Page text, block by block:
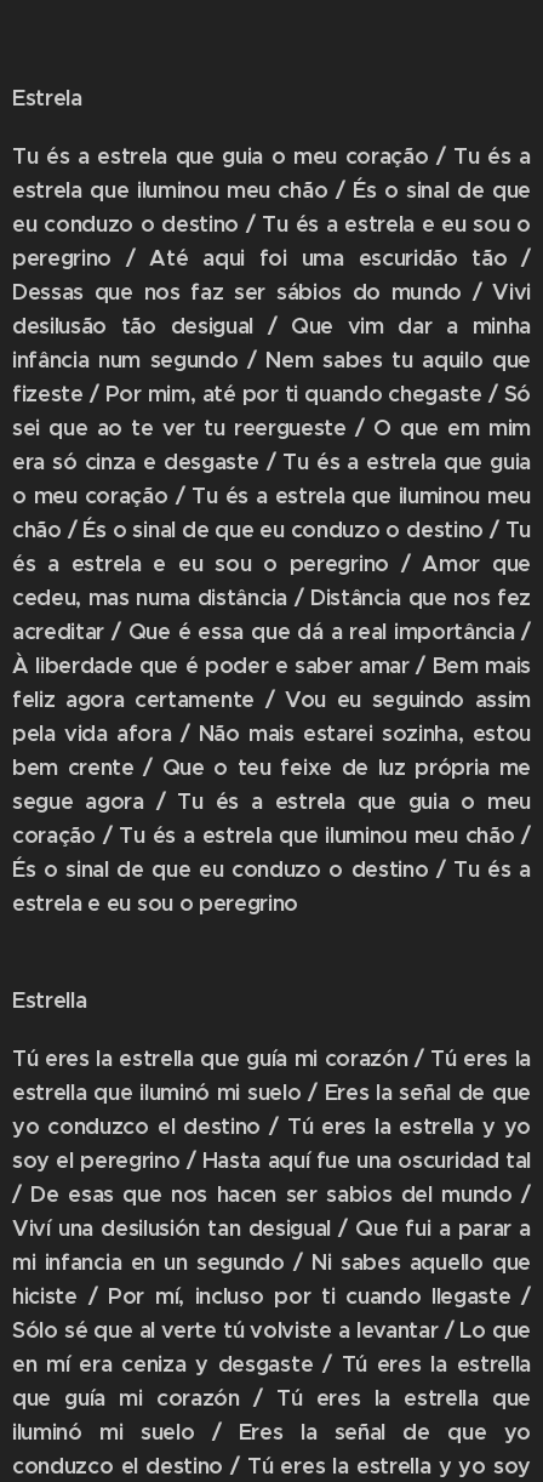
Estrela
Tu és a estrela que guia o meu coração / Tu és a
estrela que iluminou meu chão / És o sinal de que
eu conduzo o destino / Tu és a estrela e eu sou o
peregrino / Até aqui foi uma escuridão tão /
Dessas que nos faz ser sábios do mundo / Vivi
desilusão tão desigual / Que vim dar a minha
infância num segundo / Nem sabes tu aquilo que
fizeste / Por mim, até por ti quando chegaste / Só
sei que ao te ver tu reergueste / O que em mim
era só cinza e desgaste / Tu és a estrela que guia
o meu coração / Tu és a estrela que iluminou meu
chão / És o sinal de que eu conduzo o destino / Tu
és a estrela e eu sou o peregrino / Amor que
cedeu, mas numa distância / Distância que nos fez
acreditar / Que é essa que dá a real importância /
À liberdade que é poder e saber amar / Bem mais
feliz agora certamente / Vou eu seguindo assim
pela vida afora / Não mais estarei sozinha, estou
bem crente / Que o teu feixe de luz própria me
segue agora / Tu és a estrela que guia o meu
coração / Tu és a estrela que iluminou meu chão /
És o sinal de que eu conduzo o destino / Tu és a
estrela e eu sou o peregrino
Estrella
Tú eres la estrella que guía mi corazón / Tú eres la
estrella que iluminó mi suelo / Eres la señal de que
yo conduzco el destino / Tú eres la estrella y yo
soy el peregrino / Hasta aquí fue una oscuridad tal
/ De esas que nos hacen ser sabios del mundo /
Viví una desilusión tan desigual / Que fui a parar a
mi infancia en un segundo / Ni sabes aquello que
hiciste / Por mí, incluso por ti cuando llegaste /
Sólo sé que al verte tú volviste a levantar / Lo que
en mí era ceniza y desgaste / Tú eres la estrella
que guía mi corazón / Tú eres la estrella que
iluminó mi suelo / Eres la señal de que yo
conduzco el destino / Tú eres la estrella y yo soy